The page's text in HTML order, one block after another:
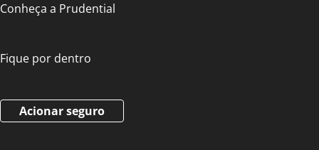
Conheça a Prudential
Fique por dentro
Acionar seguro